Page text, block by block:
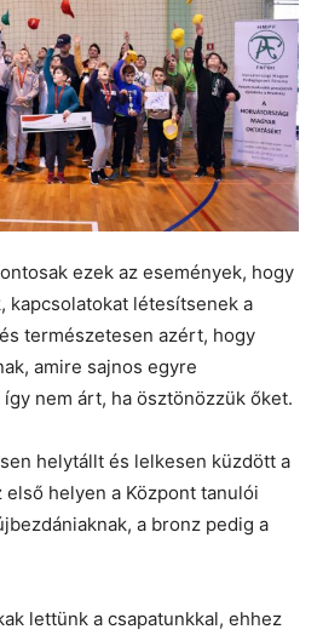
ezek az események, hogy
kapcsolatokat létesítsenek a
természetesen azért, hogy
amire sajnos egyre
nem árt, ha ösztönözzük őket.
helytállt és lelkesen küzdött a
helyen a Központ tanulói
a bronz pedig a
lettünk a csapatunkkal, ehhez